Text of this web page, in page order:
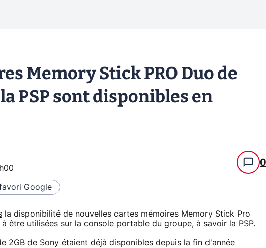
Memory Stick PRO Duo de
PSP sont disponibles en
0
Google
la disponibilité de nouvelles cartes mémoires Memory Stick Pro
être utilisées sur la console portable du groupe, à savoir la PSP.
2GB de Sony étaient déjà disponibles depuis la fin d'année